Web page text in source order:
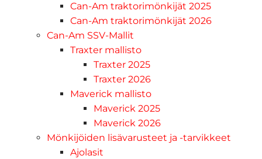
Can-Am traktorimönkijät 2025
Can-Am traktorimönkijät 2026
Can-Am SSV-Mallit
Traxter mallisto
Traxter 2025
Traxter 2026
Maverick mallisto
Maverick 2025
Maverick 2026
Mönkijöiden lisävarusteet ja -tarvikkeet
Ajolasit